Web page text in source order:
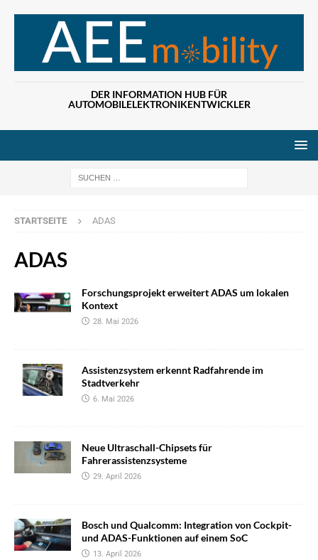
DER INFORMATION HUB FÜR
AUTOMOBILELEKTRONIKENTWICKLER
STARTSEITE ADAS
ADAS
Forschungsprojekt erweitert ADAS um lokalen
Kontext
28. Mai 2026
Assistenzsystem erkennt Radfahrende im
Stadtverkehr
6. Mai 2026
Neue Ultraschall-Chipsets für
Fahrerassistenzsysteme
29. April 2026
Bosch und Qualcomm: Integration von Cockpit-
und ADAS-Funktionen auf einem SoC
13. April 2026